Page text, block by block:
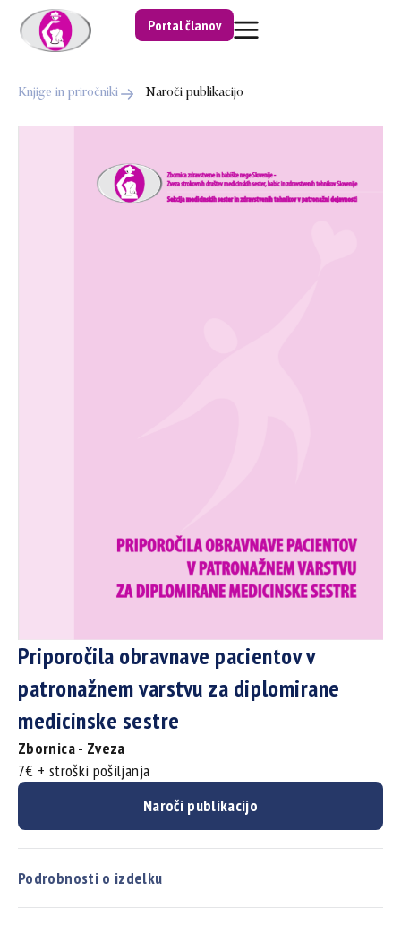
Portal članov
Knjige in priročniki Naroči publikacijo
Priporočila obravnave pacientov v
patronažnem varstvu za diplomirane
medicinske sestre
Zbornica - Zveza
7€ + stroški pošiljanja
Naroči publikacijo
Podrobnosti o izdelku